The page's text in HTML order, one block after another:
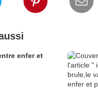
enfer et